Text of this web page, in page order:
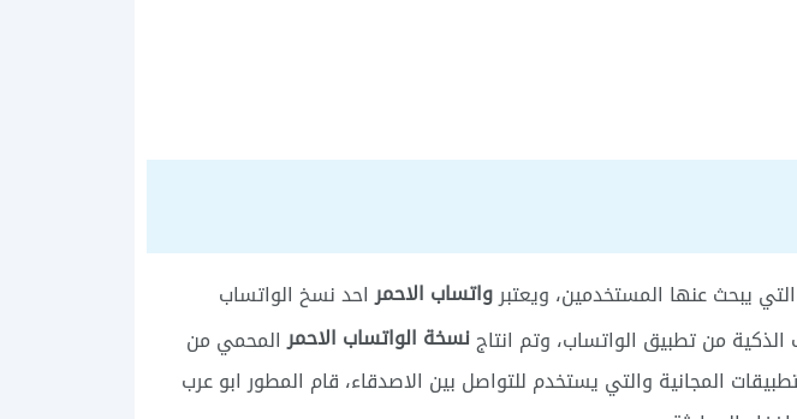
يبحث عنها المستخدمين، ويعتبرواتساب الاحمراحد نسخ الواتساب
من تطبيق الواتساب، وتم انتاجنسخة الواتساب الاحمرالمحمي من
المجانية والتي يستخدم للتواصل بين الاصدقاء، قام المطور ابو عرب